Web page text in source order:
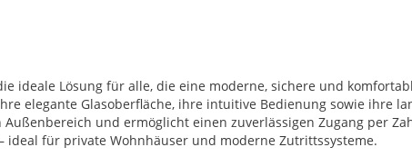
ideale Lösung für alle, die eine moderne, sichere und
elegante Glasoberfläche, ihre intuitive Bedienung sowie ihre
und ermöglicht einen zuverlässigen Zugang per
für private Wohnhäuser und moderne Zutrittssysteme.